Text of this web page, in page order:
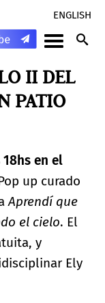
ENGLISH
II DEL
PATIO
en el
up curado
Aprendí que
el cielo. El
y
Ely